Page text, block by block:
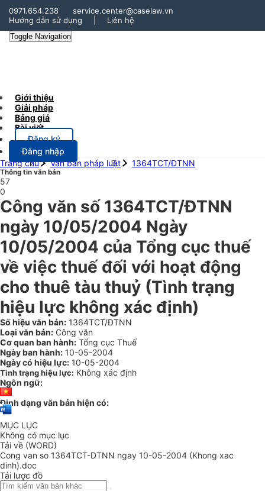
0971.654.238
service.center@caselaw.vn
Hướng dẫn sử dụng
Liên hệ
Toggle Navigation
Giới thiệu
Giải pháp
Bảng giá
Bài viết
Đăng ký
Đăng nhập
Trang chủ
Văn bản pháp luật 1364TCT/ĐTNN
Thông tin văn bản
57
0
Công văn số 1364TCT/ĐTNN
ngày 10/05/2004 Ngày
10/05/2004 của Tổng cục thuế
về việc thuế đối với hoạt động
cho thuê tàu thuỷ (Tình trạng
hiệu lực không xác định)
Số hiệu văn bản: 1364TCT/ĐTNN
Loại văn bản: Công văn
Cơ quan ban hành: Tổng cục Thuế
Ngày ban hành: 10-05-2004
Ngày có hiệu lực: 10-05-2004
Tình trạng hiệu lực: Không xác định
Ngôn ngữ:
Định dạng văn bản hiện có:
MỤC LỤC
Không có mục lục
Tải về (WORD)
Cong van so 1364TCT-DTNN ngay 10-05-2004 (Khong xac
dinh).doc
Tải lược đồ